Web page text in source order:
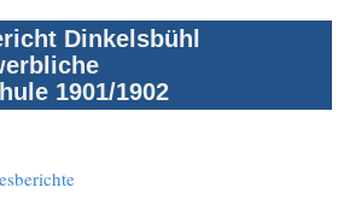
Dinkelsbühl
1901/1902